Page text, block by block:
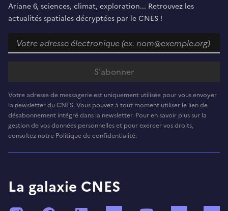
Ariane 6, sciences, climat, exploration... Retrouvez les
actualités spatiales décryptées par le CNES !
Votre adresse de messagerie est uniquement utilisée pour vous envoyer
la newsletter du CNES. Vous pouvez à tout moment utiliser le lien de
désabonnement intégré dans la newsletter. Pour en savoir plus sur la
gestion de vos données personnelles et pour exercer vos droits,
consultez notre Politique de confidentialité.
La galaxie CNES